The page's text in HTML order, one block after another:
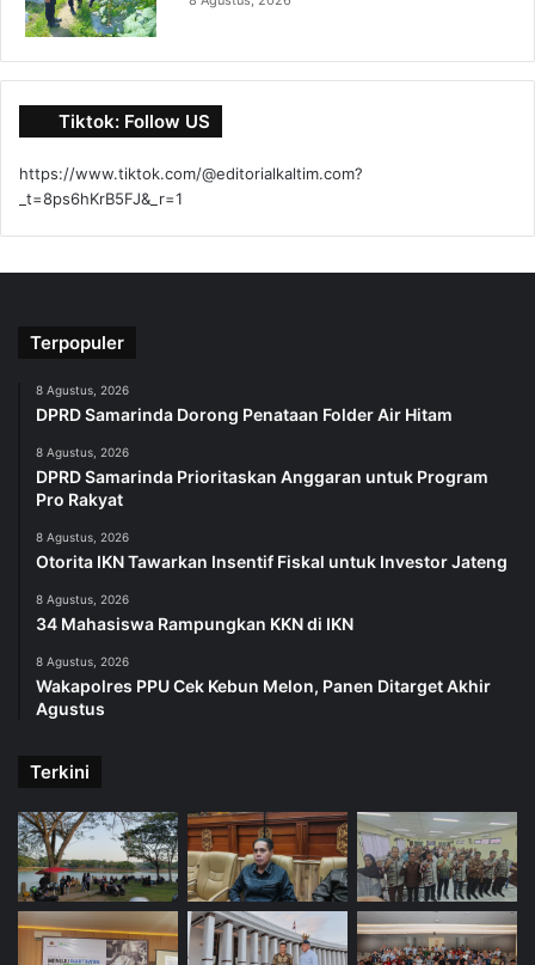
Tiktok: Follow US
https://www.tiktok.com/@editorialkaltim.com?
_t=8ps6hKrB5FJ&_r=1
Terpopuler
8 Agustus, 2026
DPRD Samarinda Dorong Penataan Folder Air Hitam
8 Agustus, 2026
DPRD Samarinda Prioritaskan Anggaran untuk Program
Pro Rakyat
8 Agustus, 2026
Otorita IKN Tawarkan Insentif Fiskal untuk Investor Jateng
8 Agustus, 2026
34 Mahasiswa Rampungkan KKN di IKN
8 Agustus, 2026
Wakapolres PPU Cek Kebun Melon, Panen Ditarget Akhir
Agustus
Terkini